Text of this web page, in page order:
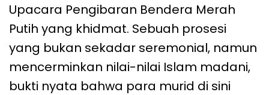
Upacara Pengibaran Bendera Merah
Putih yang khidmat. Sebuah prosesi
yang bukan sekadar seremonial, namun
mencerminkan nilai-nilai Islam madani,
bukti nyata bahwa para murid di sini